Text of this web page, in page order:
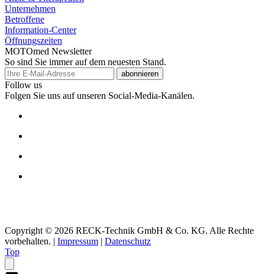
Unternehmen
Betroffene
Information-Center
Öffnungszeiten
MOTOmed Newsletter
So sind Sie immer auf dem neuesten Stand.
abonnieren
Follow us
Folgen Sie uns auf unseren Social-Media-Kanälen.
Copyright © 2026 RECK-Technik GmbH & Co. KG. Alle Rechte
vorbehalten. | Impressum | Datenschutz
Top